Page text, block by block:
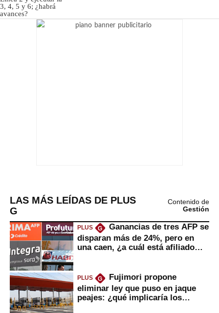
LAS MÁS LEÍDAS DE PLUS
G
Contenido de
Gestión
PLUS G
Ganancias de tres AFP se
disparan más de 24%, pero en
una caen, ¿a cuál está afiliado
PLUS G
Fujimori propone
eliminar ley que puso en jaque
peajes: ¿qué implicaría los